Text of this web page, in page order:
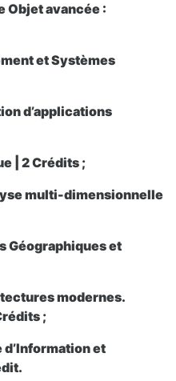
Objet avancée :
et Systèmes
d’applications
| 2 Crédits ;
multi-dimensionnelle
Géographiques et
modernes.
;
et